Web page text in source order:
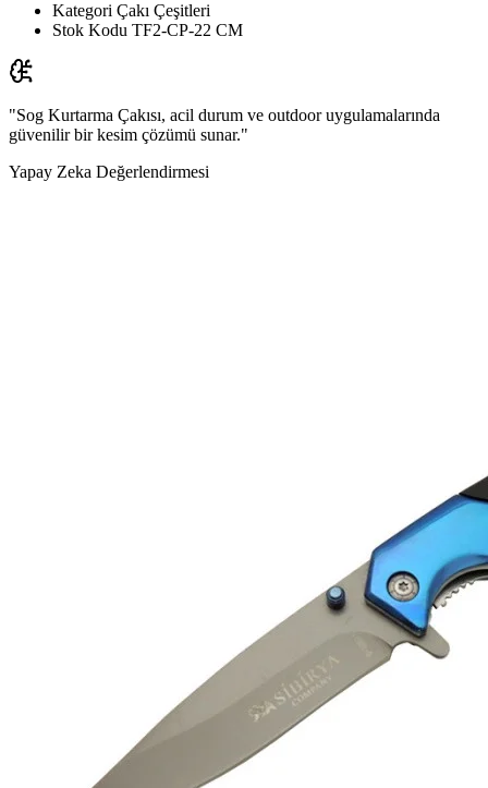
Kategori Çakı Çeşitleri
Stok Kodu TF2-CP-22 CM
"Sog Kurtarma Çakısı, acil durum ve outdoor uygulamalarında
güvenilir bir kesim çözümü sunar."
Yapay Zeka Değerlendirmesi